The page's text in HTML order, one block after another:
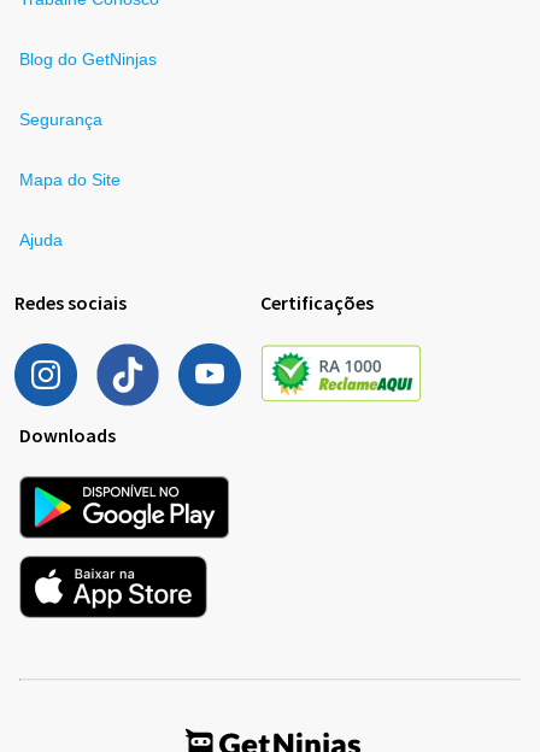
Blog do GetNinjas
Segurança
Mapa do Site
Ajuda
Redes sociais Certificações
Downloads